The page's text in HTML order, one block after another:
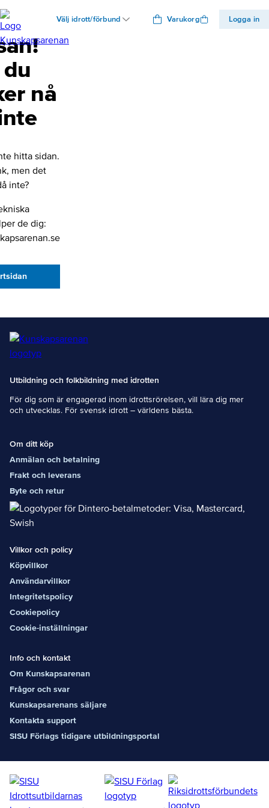
Välj idrott/förbund Varukorg Logga in
nå
hitta sidan.
men det
inte?
de dig:
Utbildning och folkbildning med idrotten
För dig som är engagerad inom idrottsrörelsen, vill lära dig mer
och utvecklas. För svensk idrott – världens bästa.
Om ditt köp
Anmälan och betalning
Frakt och leverans
Byte och retur
Villkor och policy
Köpvillkor
Användarvillkor
Integritetspolicy
Cookiepolicy
Cookie-inställningar
Info och kontakt
Om Kunskapsarenan
Frågor och svar
Kunskapsarenans säljare
Kontakta support
SISU Förlags tidigare utbildningsportal